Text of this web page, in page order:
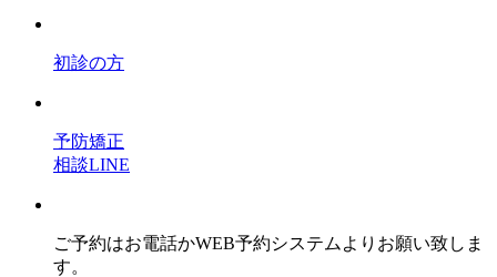
初診の方
予防矯正
相談LINE
ご予約はお電話かWEB予約システムよりお願い致しま
す。